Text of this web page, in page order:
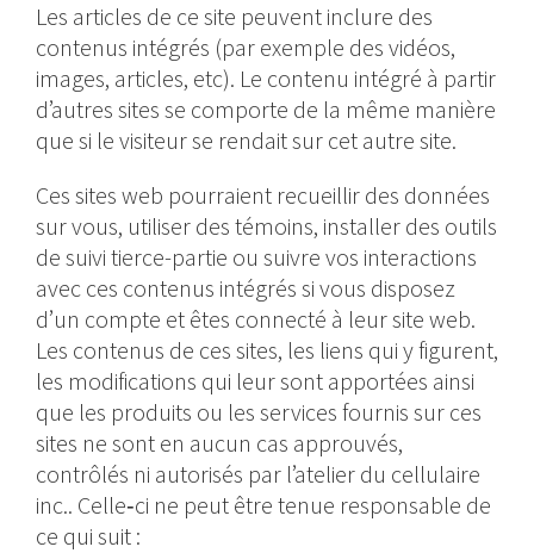
Les articles de ce site peuvent inclure des
contenus intégrés (par exemple des vidéos,
images, articles, etc). Le contenu intégré à partir
d’autres sites se comporte de la même manière
que si le visiteur se rendait sur cet autre site.
Ces sites web pourraient recueillir des données
sur vous, utiliser des témoins, installer des outils
de suivi tierce-partie ou suivre vos interactions
avec ces contenus intégrés si vous disposez
d’un compte et êtes connecté à leur site web.
Les contenus de ces sites, les liens qui y figurent,
les modifications qui leur sont apportées ainsi
que les produits ou les services fournis sur ces
sites ne sont en aucun cas approuvés,
contrôlés ni autorisés par l’atelier du cellulaire
inc.. Celle‑ci ne peut être tenue responsable de
ce qui suit :